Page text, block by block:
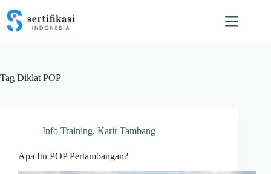
content
Tag Diklat POP
Info Training, Karir Tambang
Apa Itu POP Pertambangan?